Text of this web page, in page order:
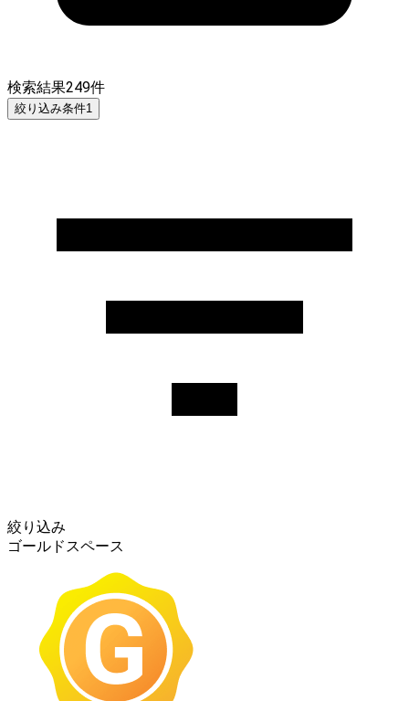
検索結果249件
絞り込み条件1
絞り込み
ゴールドスペース